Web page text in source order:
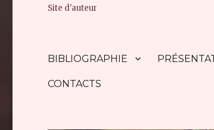
Site d'auteur
BIBLIOGRAPHIE
CONTACTS